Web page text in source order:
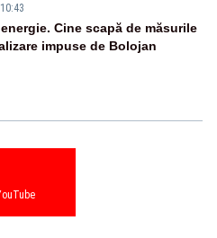
Cine scapă de măsurile
impuse de Bolojan